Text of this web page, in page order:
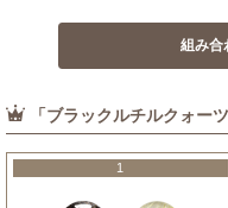
「ブラックルチルクォー
1